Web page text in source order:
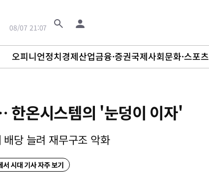
08/07 21:07
오피니언정치경제산업금융·증권국제사회문화·스포츠
온시스템의 '눈덩이 이자'
당 늘려 재무구조 악화